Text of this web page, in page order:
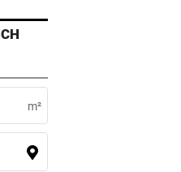
Stunden
m²